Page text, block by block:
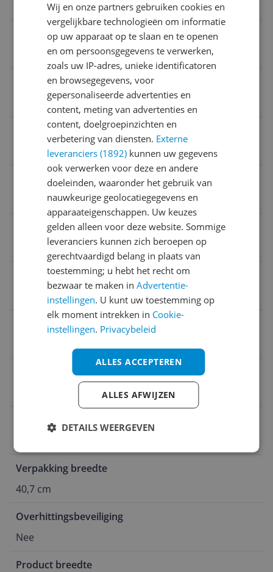
Product hoogte
27,5 cm
Fabrieksgarantie termijn
3 Jaar garantie
Automatisch uitschakelen
Verpakking lengte
47,5 cm
Regelbare standen
CE markering
Koord opslagruimte
Type elektrisch kussen
Verpakking breedte
40,7 cm
Overhittingsbeveiliging
Nee
Product breedte
Wij en onze partners gebruiken cookies en
vergelijkbare technologieën om informatie
op uw apparaat op te slaan en te openen
en om persoonsgegevens te verwerken,
zoals uw IP-adres, unieke identificatoren
en browsegegevens, voor
gepersonaliseerde advertenties en
content, meting van advertenties en
content, doelgroepinzichten en
verbetering van diensten. Externe
leveranciers (1892) kunnen uw gegevens
ook verwerken voor deze en andere
doeleinden, waaronder het gebruik van
nauwkeurige geolocatiegegevens en
apparaateigenschappen. Uw keuzes
gelden alleen voor deze website. Sommige
leveranciers kunnen zich beroepen op
gerechtvaardigd belang in plaats van
toestemming; u hebt het recht om
bezwaar te maken inAdvertentie-
instellingen. U kunt uw toestemming op
elk moment intrekken in Cookie-
instellingen. Privacybeleid
ALLES ACCEPTEREN
ALLES AFWIJZEN
DETAILS WEERGEVEN